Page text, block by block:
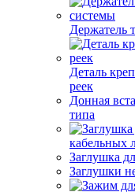
Держатель
Деталь
реек
Донная
типа
кабельных
Заглушка
Заглушки